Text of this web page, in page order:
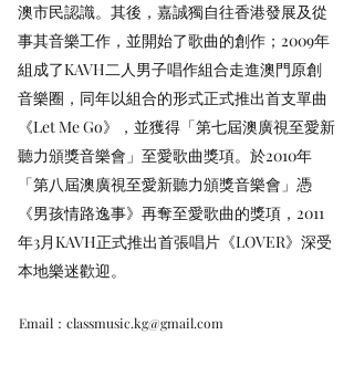
澳市民認識。其後，嘉誠獨自往香港發展及從
事其音樂工作，並開始了歌曲的創作；2009年
組成了KAVH二人男子唱作組合走進澳門原創
音樂圈，同年以組合的形式正式推出首支單曲
《Let Me Go》，並獲得「第七屆澳廣視至愛新
聽力頒獎音樂會」至愛歌曲獎項。於2010年
「第八屆澳廣視至愛新聽力頒獎音樂會」憑
《男孩情路逸事》再奪至愛歌曲的獎項，2011
年3月KAVH正式推出首張唱片《LOVER》深受
本地樂迷歡迎。
Email： classmusic.kg@gmail.com